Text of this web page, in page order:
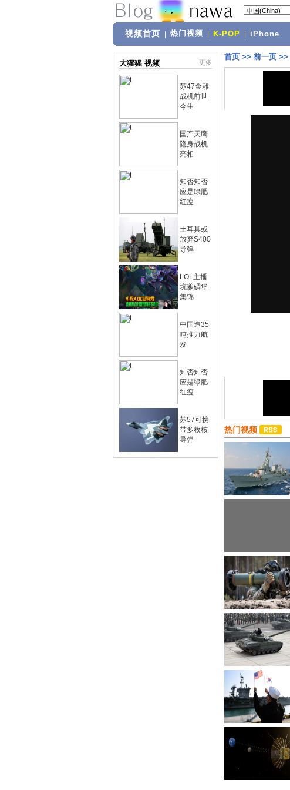
视频首页 热门视频 K-POP iPhone
大猩猩 视频 更多
苏47金雕
战机前世
今生
国产天鹰
隐身战机
亮相
知否知否
应是绿肥
红瘦
土耳其或
放弃S400
导弹
LOL主播
坑爹碉堡
集锦
中国造35
吨推力航
发
知否知否
应是绿肥
红瘦
苏57可携
带多枚核
导弹
首页 >> 前一页 >>
热门视频